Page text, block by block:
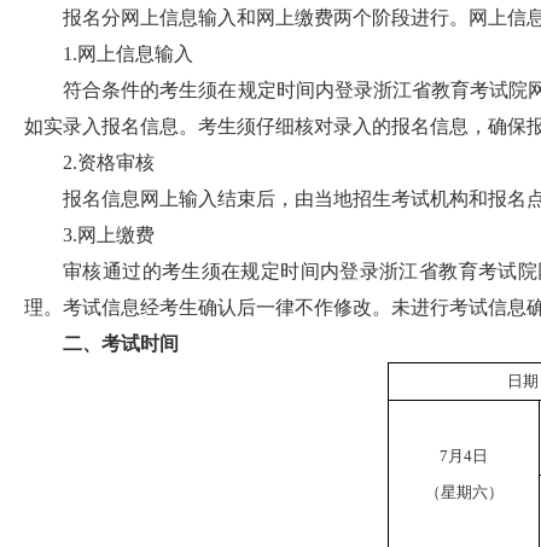
报名分网上信息输入和网上缴费两个阶段进行。网上信
1.网上信息输入
符合条件的考生须在规定时间内登录浙江省教育考试院
如实录入报名信息。考生须仔细核对录入的报名信息，确
2.资格审核
报名信息网上输入结束后，由当地招生考试机构和报名
3.网上缴费
审核通过的考生须在规定时间内登录浙江省教育考试
理。考试信息经考生确认后一律不作修改。未进行考试信
二、考试时间
日期
7月4日
（星期六）